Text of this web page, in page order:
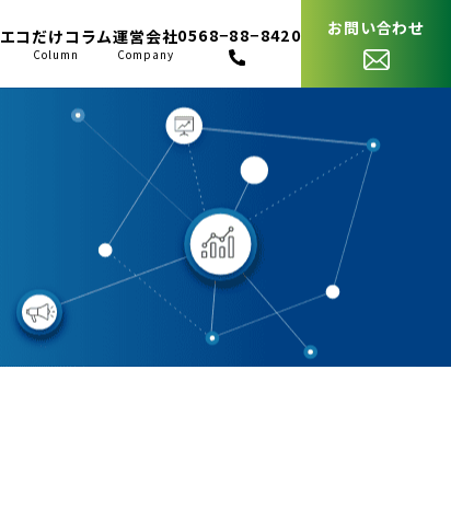
エコだけコラム
Column
運営会社
Company
0568−88−8420 お問い合わせ